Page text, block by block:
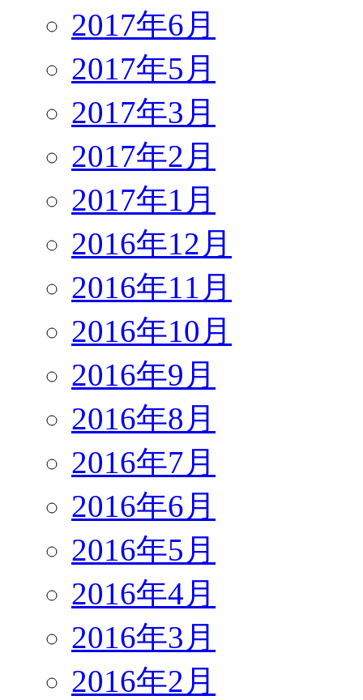
2017年6月
2017年5月
2017年3月
2017年2月
2017年1月
2016年12月
2016年11月
2016年10月
2016年9月
2016年8月
2016年7月
2016年6月
2016年5月
2016年4月
2016年3月
2016年2月